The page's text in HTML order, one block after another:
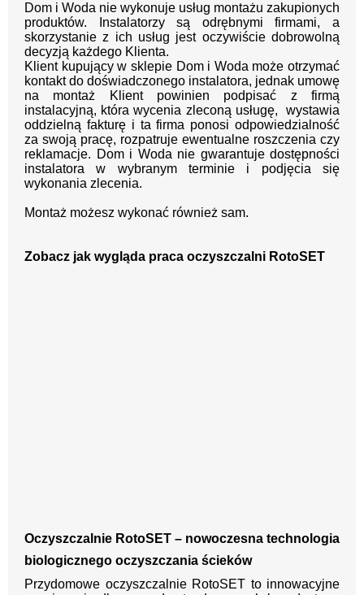
Dom i Woda nie wykonuje usług montażu zakupionych
produktów. Instalatorzy są odrębnymi firmami, a
skorzystanie z ich usług jest oczywiście dobrowolną
decyzją każdego Klienta.
Klient kupujący w sklepie Dom i Woda może otrzymać
kontakt do doświadczonego instalatora, jednak umowę
na montaż Klient powinien podpisać z firmą
instalacyjną, która wycenia zleconą usługę, wystawia
oddzielną fakturę i ta firma ponosi odpowiedzialność
za swoją pracę, rozpatruje ewentualne roszczenia czy
reklamacje. Dom i Woda nie gwarantuje dostępności
instalatora w wybranym terminie i podjęcia się
wykonania zlecenia.
Montaż możesz wykonać również sam.
Zobacz jak wygląda praca oczyszczalni RotoSET
Oczyszczalnie RotoSET – nowoczesna technologia
biologicznego oczyszczania ścieków
Przydomowe oczyszczalnie RotoSET to innowacyjne